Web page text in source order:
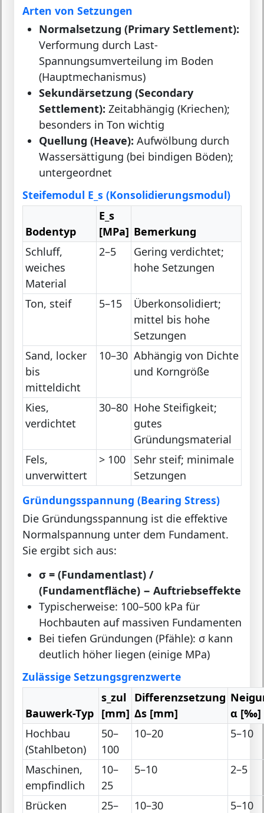
Arten von Setzungen
Normalsetzung (Primary Settlement):
Verformung durch Last-
Spannungsumverteilung im Boden
(Hauptmechanismus)
Sekundärsetzung (Secondary
Settlement): Zeitabhängig (Kriechen);
besonders in Ton wichtig
Quellung (Heave): Aufwölbung durch
Wassersättigung (bei bindigen Böden);
untergeordnet
Steifemodul E_s (Konsolidierungsmodul)
Bodentyp
E_s
[MPa] Bemerkung
Schluff,
weiches
Material
2–5
Gering verdichtet;
hohe Setzungen
Ton, steif 5–15
Überkonsolidiert;
mittel bis hohe
Setzungen
Sand, locker
bis
mitteldicht
10–30 Abhängig von Dichte
und Korngröße
Kies,
verdichtet
30–80 Hohe Steifigkeit;
gutes
Gründungsmaterial
Fels,
unverwittert
> 100
Sehr steif; minimale
Setzungen
Gründungsspannung (Bearing Stress)
Die Gründungsspannung ist die effektive
Normalspannung unter dem Fundament.
Sie ergibt sich aus:
σ = (Fundamentlast) /
(Fundamentfläche) − Auftriebseffekte
Typischerweise: 100–500 kPa für
Hochbauten auf massiven Fundamenten
Bei tiefen Gründungen (Pfähle): σ kann
deutlich höher liegen (einige MPa)
Zulässige Setzungsgrenzwerte
Bauwerk-Typ
s_zul
[mm]
Differenzsetzung
Δs [mm]
α [‰]
Hochbau
(Stahlbeton)
50–
100
10–20 5–10
Maschinen,
empfindlich
10–
25
5–10 2–5
Brücken
25–
10–30 5–10